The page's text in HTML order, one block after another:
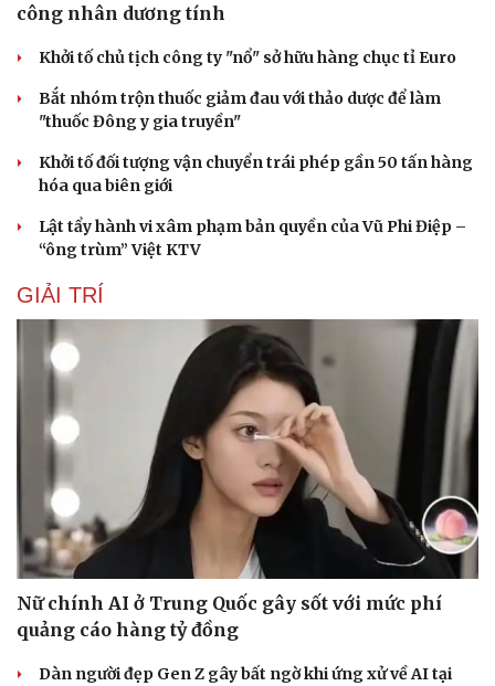
công nhân dương tính
Khởi tố chủ tịch công ty "nổ" sở hữu hàng chục tỉ Euro
Bắt nhóm trộn thuốc giảm đau với thảo dược để làm
"thuốc Đông y gia truyền"
Khởi tố đối tượng vận chuyển trái phép gần 50 tấn hàng
hóa qua biên giới
Lật tẩy hành vi xâm phạm bản quyền của Vũ Phi Điệp –
“ông trùm” Việt KTV
GIẢI TRÍ
Nữ chính AI ở Trung Quốc gây sốt với mức phí
quảng cáo hàng tỷ đồng
Dàn người đẹp Gen Z gây bất ngờ khi ứng xử về AI tại